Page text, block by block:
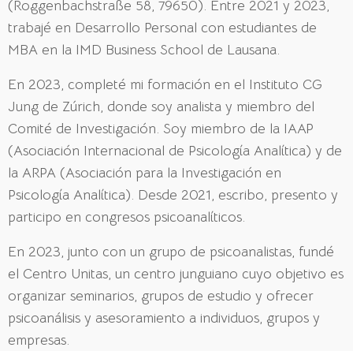
(Roggenbachstraße 58, 79650). Entre 2021 y 2023,
trabajé en Desarrollo Personal con estudiantes de
MBA en la IMD Business School de Lausana.
En 2023, completé mi formación en el Instituto CG
Jung de Zúrich, donde soy analista y miembro del
Comité de Investigación. Soy miembro de la IAAP
(Asociación Internacional de Psicología Analítica) y de
la ARPA (Asociación para la Investigación en
Psicología Analítica). Desde 2021, escribo, presento y
participo en congresos psicoanalíticos.
En 2023, junto con un grupo de psicoanalistas, fundé
el Centro Unitas, un centro junguiano cuyo objetivo es
organizar seminarios, grupos de estudio y ofrecer
psicoanálisis y asesoramiento a individuos, grupos y
empresas.